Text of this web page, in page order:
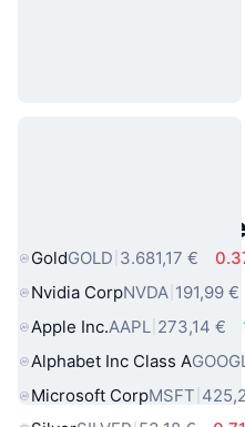
Beliebte reale
GoldGOLD 3.681,17 €
Nvidia CorpNVDA 191,99 €
Apple Inc.AAPL 273,14 €
Alphabet Inc Class A
Microsoft CorpMSFT